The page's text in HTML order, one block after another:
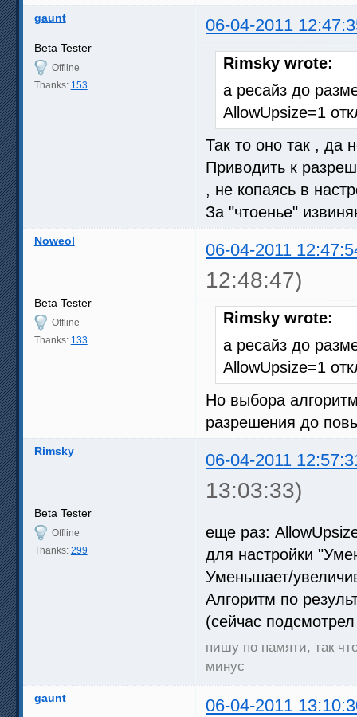
gaunt 06-04-2011
Beta Tester
Offline
Thanks: 153
Rimsky wrote:
а ресайз до
AllowUpsize=1
Так то оно так , да
Приводить к
, не копаясь в
За "чтоенье"
Noweol 06-04-2011
12:48:47)
Beta Tester
Offline
Thanks: 133
Rimsky wrote:
а ресайз до
AllowUpsize=1
Но выбора
разрешения до
Rimsky 06-04-2011
13:03:33)
Beta Tester
Offline
Thanks: 299
еще раз:
для настройки
Уменьшает/
Алгоритм по
(сейчас
пишу по памяти, так
минус
gaunt 06-04-2011